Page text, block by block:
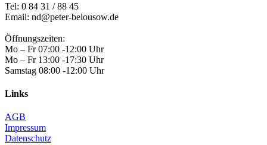
Tel: 0 84 31 / 88 45
Email: nd@peter-belousow.de
Öffnungszeiten:
Mo – Fr 07:00 -12:00 Uhr
Mo – Fr 13:00 -17:30 Uhr
Samstag 08:00 -12:00 Uhr
Links
AGB
Impressum
Datenschutz